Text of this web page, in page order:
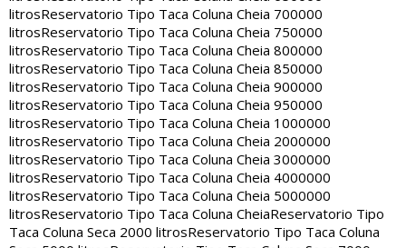
litrosReservatorio Tipo Taca Coluna Cheia 700000
litrosReservatorio Tipo Taca Coluna Cheia 750000
litrosReservatorio Tipo Taca Coluna Cheia 800000
litrosReservatorio Tipo Taca Coluna Cheia 850000
litrosReservatorio Tipo Taca Coluna Cheia 900000
litrosReservatorio Tipo Taca Coluna Cheia 950000
litrosReservatorio Tipo Taca Coluna Cheia 1000000
litrosReservatorio Tipo Taca Coluna Cheia 2000000
litrosReservatorio Tipo Taca Coluna Cheia 3000000
litrosReservatorio Tipo Taca Coluna Cheia 4000000
litrosReservatorio Tipo Taca Coluna Cheia 5000000
litrosReservatorio Tipo Taca Coluna CheiaReservatorio Tipo
Taca Coluna Seca 2000 litrosReservatorio Tipo Taca Coluna